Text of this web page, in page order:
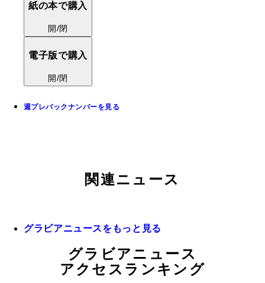
紙の本で購入
開/閉
電子版で購入
開/閉
週プレバックナンバーを見る
関連ニュース
グラビアニュースをもっと見る
グラビアニュース
アクセスランキング